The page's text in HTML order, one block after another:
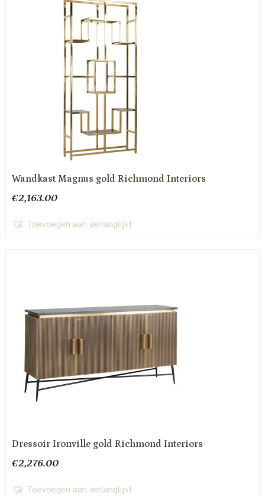
Wandkast Magnus gold Richmond Interiors
€2,163.00
Toevoegen aan verlanglijst
Dressoir Ironville gold Richmond Interiors
€2,276.00
Toevoegen aan verlanglijst